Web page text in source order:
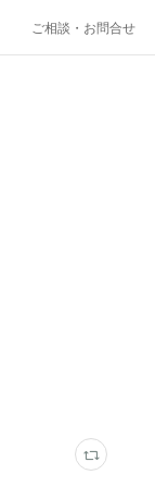
ご相談・お問合せ